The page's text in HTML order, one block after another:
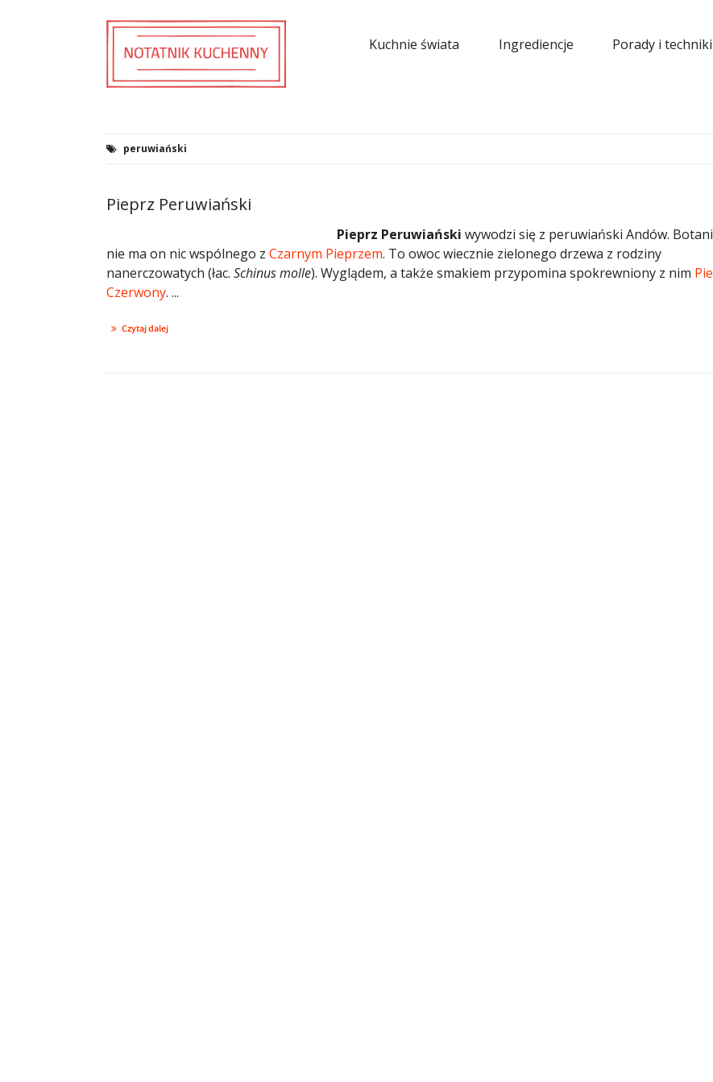
Kuchnie świata Ingrediencje Porady i
peruwiański
Pieprz Peruwiański
Pieprz Peruwiański wywodzi się z peruwiański Andów.
nie ma on nic wspólnego z Czarnym Pieprzem. To owoc wiecznie zielonego drzewa z rodziny
nanerczowatych (łac. Schinus molle). Wyglądem, a także smakiem przypomina spokrewniony z nim
Czerwony. ...
Czytaj dalej